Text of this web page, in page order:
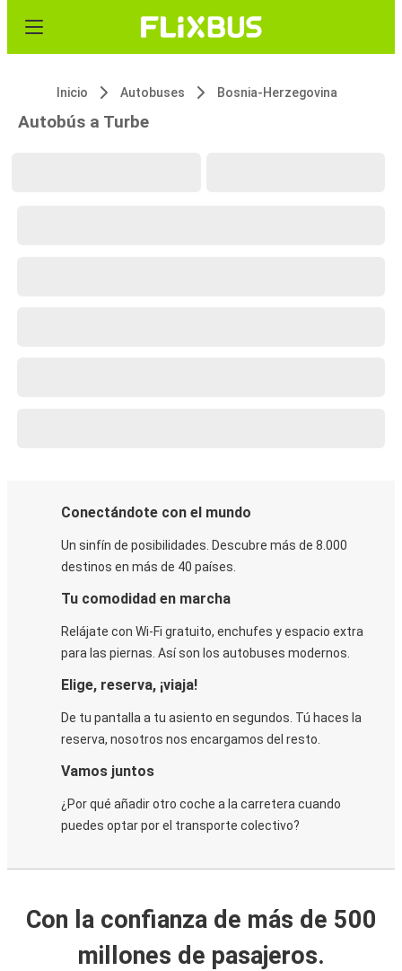
Inicio Autobuses Bosnia-Herzegovina
Autobús a Turbe
Conectándote con el mundo
Un sinfín de posibilidades. Descubre más de 8.000
destinos en más de 40 países.
Tu comodidad en marcha
Relájate con Wi-Fi gratuito, enchufes y espacio extra
para las piernas. Así son los autobuses modernos.
Elige, reserva, ¡viaja!
De tu pantalla a tu asiento en segundos. Tú haces la
reserva, nosotros nos encargamos del resto.
Vamos juntos
¿Por qué añadir otro coche a la carretera cuando
puedes optar por el transporte colectivo?
Con la confianza de más de 500
millones de pasajeros.